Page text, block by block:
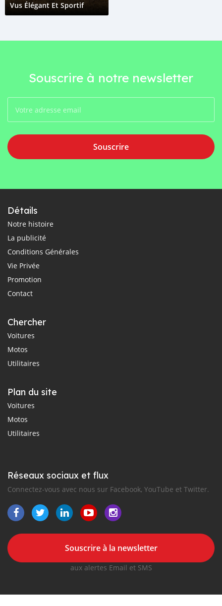
Vus Élégant Et Sportif
Souscrire à notre newsletter
Souscrire
Détails
Notre histoire
La publicité
Conditions Générales
Vie Privée
Promotion
Contact
Chercher
Voitures
Motos
Utilitaires
Plan du site
Voitures
Motos
Utilitaires
Réseaux sociaux et flux
Connectez-vous avec nous sur Facebook, YouTube et Twitter.
Souscrire à la newsletter
aux alertes Email et SMS